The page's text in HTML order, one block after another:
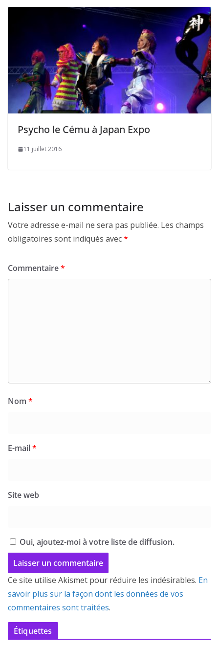
Psycho le Cému à Japan Expo
11 juillet 2016
Laisser un commentaire
Votre adresse e-mail ne sera pas publiée. Les champs
obligatoires sont indiqués avec*
Commentaire*
Nom *
E-mail*
Site web
Oui, ajoutez-moi à votre liste de diffusion.
Ce site utilise Akismet pour réduire les indésirables. En
savoir plus sur la façon dont les données de vos
commentaires sont traitées.
Étiquettes